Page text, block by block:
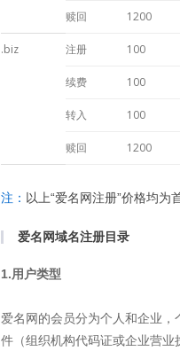
赎回 1200
.biz 注册 100
续费 100
转入 100
赎回 1200
注： 以上“爱名网注册”价格均为
爱名网域名注册目录
1.用户类型
爱名网的会员分为个人和企业
件（组织机构代码证或企业营业